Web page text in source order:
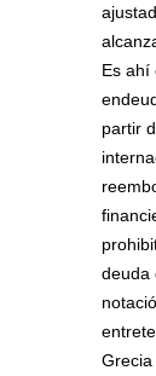
Es ahí
partir
deuda